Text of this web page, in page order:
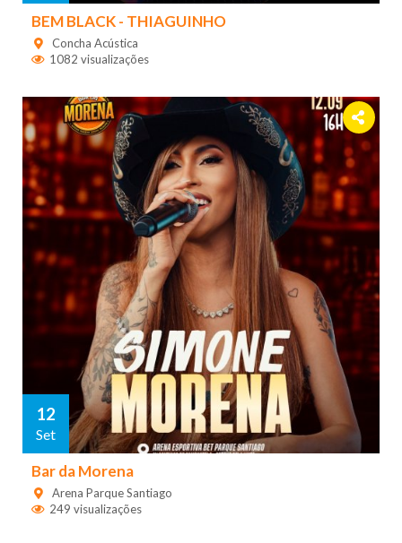
BEM BLACK - THIAGUINHO
Concha Acústica
1082 visualizações
12
Set
Bar da Morena
Arena Parque Santiago
249 visualizações